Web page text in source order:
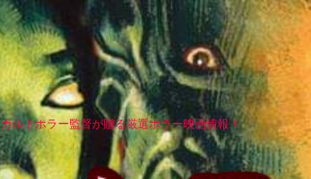
カルトホラー監督が贈る厳選ホラー映画情報！